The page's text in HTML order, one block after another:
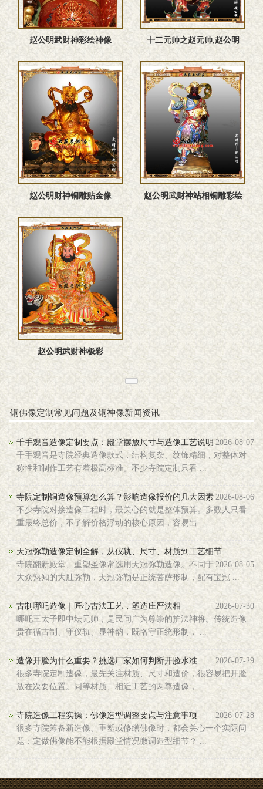
赵公明武财神彩绘神像 十二元帅之赵元帅,赵公明
赵公明财神铜雕贴金像 赵公明武财神站相铜雕彩绘
赵公明武财神极彩
铜佛像定制常见问题及铜神像新闻资讯
千手观音造像定制要点：殿堂摆放尺寸与造像工艺说明 2026-08-07
千手观音是寺院经典造像款式，结构复杂、纹饰精细，对整体对
称性和制作工艺有着极高标准。不少寺院定制只看 ...
寺院定制铜造像预算怎么算？影响造像报价的几大因素 2026-08-06
不少寺院对接造像工程时，最关心的就是整体预算。多数人只看
重最终总价，不了解价格浮动的核心原因，容易出 ...
天冠弥勒造像定制全解，从仪轨、尺寸、材质到工艺细节
2026-08-05
寺院翻新殿堂、重塑圣像常选用天冠弥勒造像。不同于
大众熟知的大肚弥勒，天冠弥勒是正统菩萨形制，配有宝冠 ...
古制哪吒造像｜匠心古法工艺，塑造庄严法相
2026-07-30
哪吒三太子即中坛元帅，是民间广为尊崇的护法神将。传统造像
贵在循古制、守仪轨、显神韵，既恪守正统形制， ...
造像开脸为什么重要？挑选厂家如何判断开脸水准
2026-07-29
很多寺院定制造像，最先关注材质、尺寸和造价，很容易把开脸
放在次要位置。同等材质、相近工艺的两尊造像， ...
寺院造像工程实操：佛像造型调整要点与注意事项
2026-07-28
很多寺院筹备新造像、重塑或修缮佛像时，都会关心一个实际问
题：定做佛像能不能根据殿堂情况微调造型细节？ ...